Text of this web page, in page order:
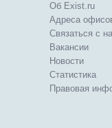
Об Exist.ru
Адреса
Связаться с
Вакансии
Новости
Статистика
Правовая